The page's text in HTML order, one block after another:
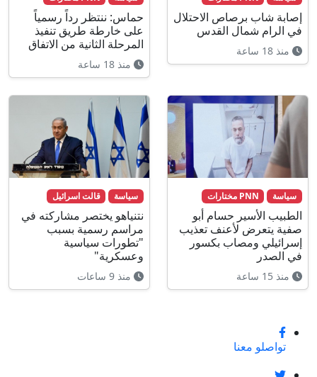
إصابة شاب برصاص الاحتلال
في الرام شمال القدس
منذ 18 ساعة
حماس: ننتظر رداً رسمياً
على خارطة طريق تنفيذ
المرحلة الثانية من الاتفاق
منذ 18 ساعة
سياسة PNN مختارات
الطبيب الأسير حسام أبو
صفية يتعرض لأعنف تعذيب
إسرائيلي ومصاب بكسور
في الصدر
منذ 15 ساعة
سياسة قالت اسرائيل
نتنياهو يختصر مشاركته في
مراسم رسمية بسبب
"تطورات سياسية
وعسكرية"
منذ 9 ساعات
تواصلو معنا